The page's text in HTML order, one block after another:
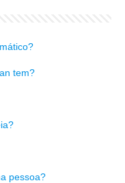
tem?
pessoa?